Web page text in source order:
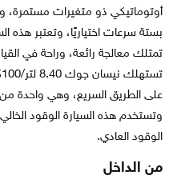
أوتوماتيكي ذو متغيرات
بستة سرعات اختياريًا، وتعتبر هذه
تمتلك معالجة رائعة، وراحة في
على الطريق السريع، وهي واحدة من
وتستخدم هذه السيارة الوقود
الوقود العادي.
من الداخل